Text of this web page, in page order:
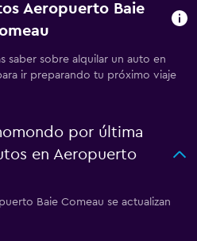
Aeropuerto Baie
saber sobre alquilar un auto en
ir preparando tu próximo viaje
por última
en Aeropuerto
Baie Comeau se actualizan